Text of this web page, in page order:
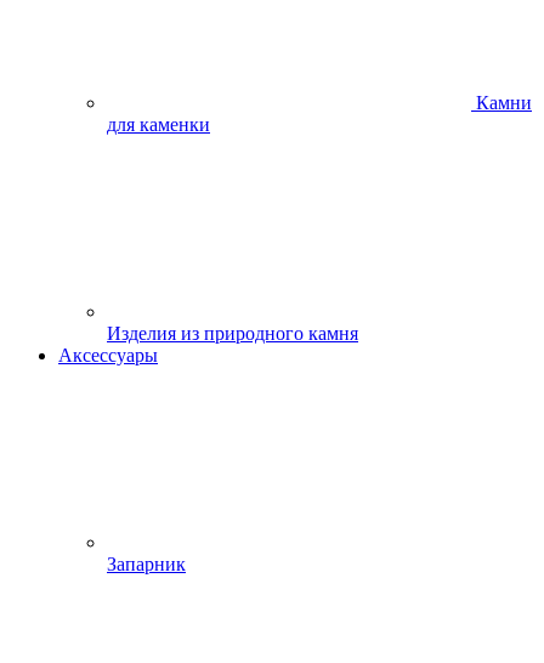
Камни
для каменки
Изделия из природного камня
Аксессуары
Запарник